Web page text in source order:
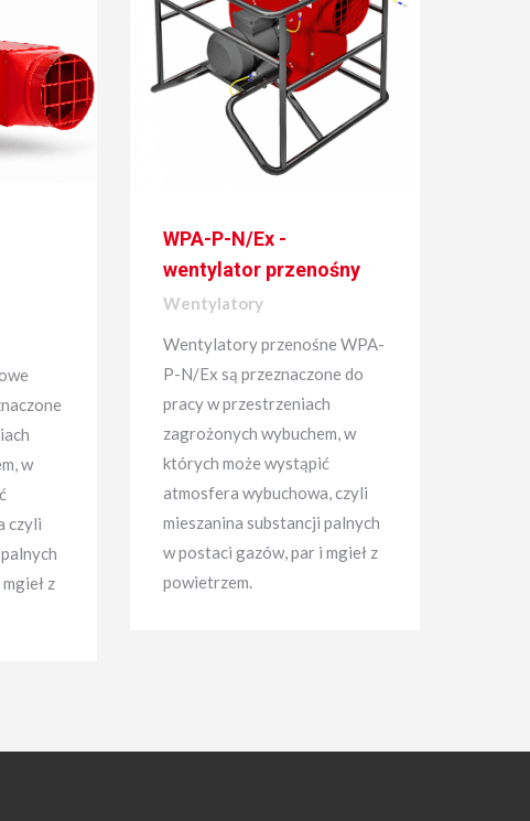
w
czyli
z
WPA-P-N/Ex -
wentylator przenośny
Wentylatory
Wentylatory przenośne WPA-
P-N/Ex są przeznaczone do
pracy w przestrzeniach
zagrożonych wybuchem, w
których może wystąpić
atmosfera wybuchowa, czyli
mieszanina substancji palnych
w postaci gazów, par i mgieł z
powietrzem.